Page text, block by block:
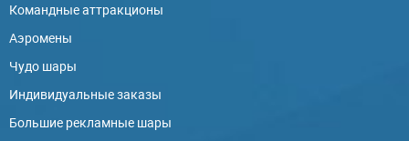
Командные аттракционы
Аэромены
Чудо шары
Индивидуальные заказы
Большие рекламные шары